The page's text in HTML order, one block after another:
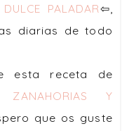
PALADAR⇦,
diarias de todo
esta receta de
ZANAHORIAS Y
que os guste